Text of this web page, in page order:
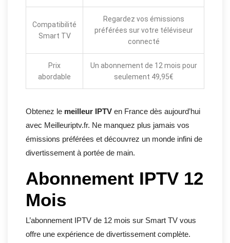
Compatibilité
Smart TV
Regardez vos émissions
préférées sur votre téléviseur
connecté
Prix
abordable
Un abonnement de 12 mois pour
seulement 49,95€
Obtenez le meilleur IPTV en France dès aujourd’hui
avec Meilleuriptv.fr. Ne manquez plus jamais vos
émissions préférées et découvrez un monde infini de
divertissement à portée de main.
Abonnement IPTV 12
Mois
L’abonnement IPTV de 12 mois sur Smart TV vous
offre une expérience de divertissement complète.